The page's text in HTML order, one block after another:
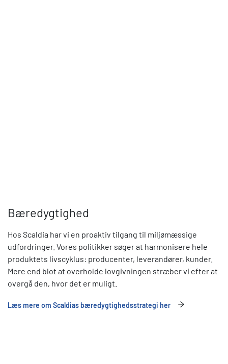
Bæredygtighed
Hos Scaldia har vi en proaktiv tilgang til miljømæssige
udfordringer. Vores politikker søger at harmonisere hele
produktets livscyklus: producenter, leverandører, kunder.
Mere end blot at overholde lovgivningen stræber vi efter at
overgå den, hvor det er muligt.
Læs mere om Scaldias bæredygtighedsstrategi her